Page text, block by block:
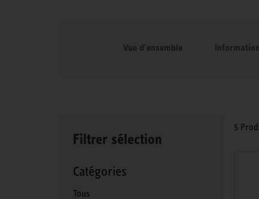
Vue d'ensemble
Filtrer sélection
Catégories
Tous
5